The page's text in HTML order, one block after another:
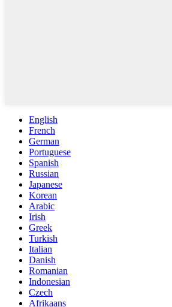
English
French
German
Portuguese
Spanish
Russian
Japanese
Korean
Arabic
Irish
Greek
Turkish
Italian
Danish
Romanian
Indonesian
Czech
Afrikaans